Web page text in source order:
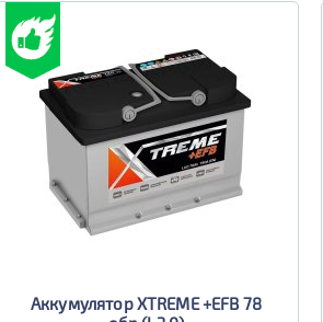
Аккумулятор XTREME +EFB 78